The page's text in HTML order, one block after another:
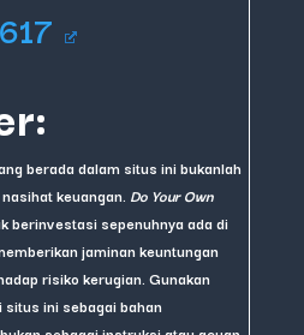
berada dalam situs ini bukanlah
keuangan. Do Your Own
berinvestasi sepenuhnya ada di
jaminan keuntungan
risiko kerugian. Gunakan
ini sebagai bahan